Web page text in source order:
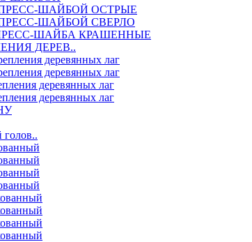
ШАЙБОЙ ОСТРЫЕ
ШАЙБОЙ СВЕРЛО
ШАЙБА КРАШЕННЫЕ
ДЕРЕВ..
деревянных лаг
деревянных лаг
деревянных лаг
деревянных лаг